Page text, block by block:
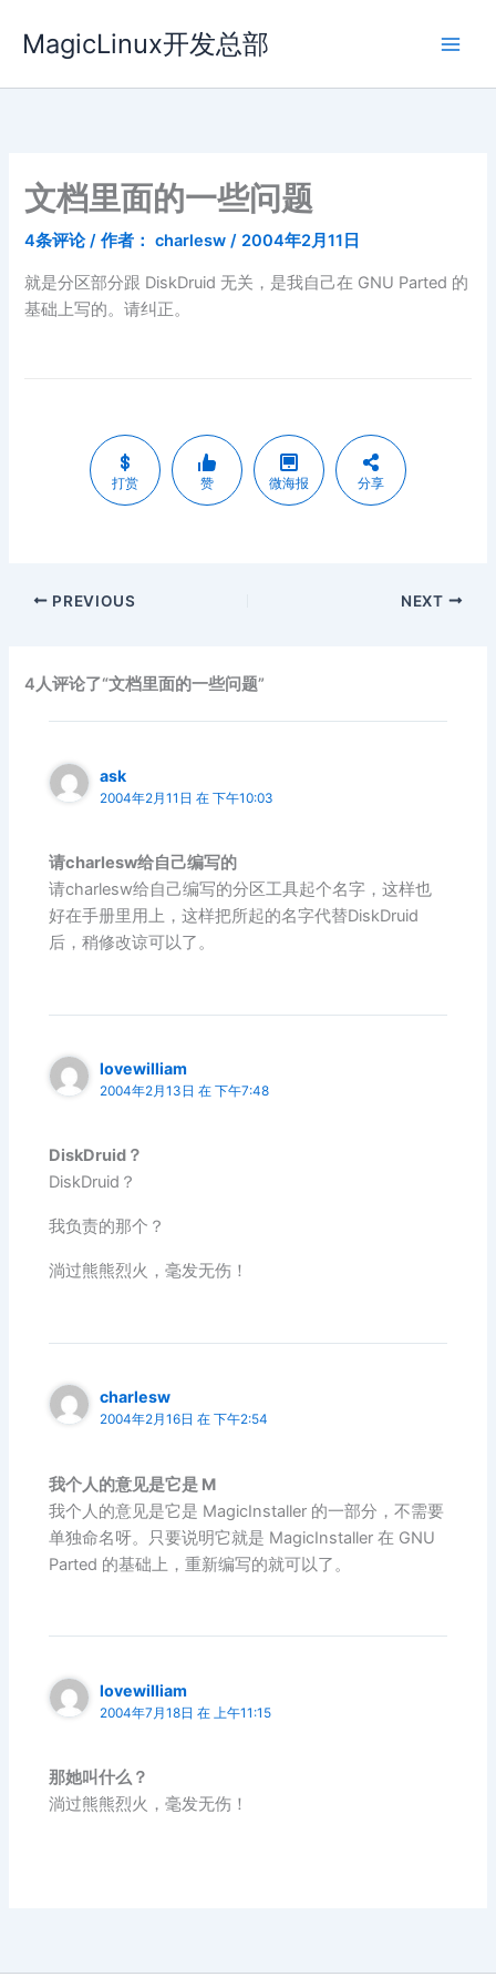
容
MagicLinux开发总部
文档里面的一些问题
4条评论 / 作者： charlesw/ 2004年2月11日
就是分区部分跟 DiskDruid 无关，是我自己在 GNU Parted 的
基础上写的。请纠正。
打赏 赞 微海报 分享
PREVIOUS NEXT
4人评论了“文档里面的一些问题”
ask
2004年2月11日 在 下午10:03
请charlesw给自己编写的
请charlesw给自己编写的分区工具起个名字，这样也
好在手册里用上，这样把所起的名字代替DiskDruid
后，稍修改谅可以了。
lovewilliam
2004年2月13日 在 下午7:48
DiskDruid？
DiskDruid？
我负责的那个？
淌过熊熊烈火，毫发无伤！
charlesw
2004年2月16日 在 下午2:54
我个人的意见是它是 M
我个人的意见是它是 MagicInstaller 的一部分，不需要
单独命名呀。只要说明它就是 MagicInstaller 在 GNU
Parted 的基础上，重新编写的就可以了。
lovewilliam
2004年7月18日 在 上午11:15
那她叫什么？
淌过熊熊烈火，毫发无伤！